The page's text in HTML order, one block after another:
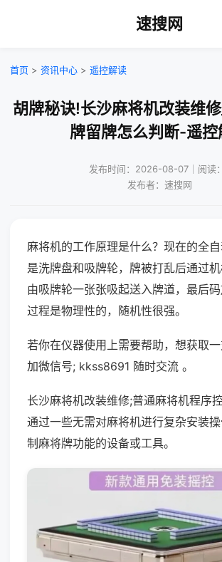
速搜网
首页 > 资讯中心 > 遥控解读
胡牌秘诀!长沙麻将机改装维
牌留牌怎么判断-遥控
发布时间：2026-08-07｜阅读
发布者：速搜网
麻将机的工作原理是什么？现在的全
是洗牌盘和吸牌轮，牌被打乱后通过
由吸牌轮一张张吸起送入牌道，最后
过程是物理性的，随机性很强。
若你在仪器使用上需要帮助，想获取
加微信号; kkss8691 随时交流 。
长沙麻将机改装维修;普通麻将机程序
通过一些无需对麻将机进行复杂安装
制麻将牌功能的设备或工具。